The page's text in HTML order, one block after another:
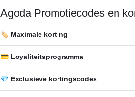
Agoda Promotiecodes en
🏷️ Maximale korting
💳 Loyaliteitsprogramma
💎 Exclusieve kortingscodes